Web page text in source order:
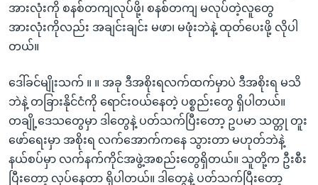
အားလုံးကို စနစ်တကျလုပ်ဖို့၊ စနစ်တကျ မလုပ်တဲ့လူတွေ
အားလုံးကိုလည်း အချင်းချင်း မဖာ၊ မဖုံးဘဲနဲ့ ထုတ်ပေးဖို့ လိုပါ
တယ်။
ဒေါ်ခင်မျိုးသက် ။ ။ အခု ဒီအစိုးရလက်ထက်မှာပဲ ဒီအစိုးရ မသိ
ဘဲနဲ့ တခြားနိုင်ငံကို ရောင်းဝယ်နေတဲ့ ပစ္စည်းတွေ ရှိပါတယ်။
တချို့ဒေသတွေမှာ ဒါတွေနဲ့ ပတ်သက်ပြီးတော့ ဥပမာ သတ္တု တူး
ဖော်ရေးမှာ အစိုးရ လက်အောက်ကနေ သွားတာ မဟုတ်ဘဲနဲ့
နယ်စပ်မှာ လက်နက်ကိုင်အဖွဲ့အစည်းတွေရှိတယ်။ သူတို့က ဦးစီး
ပြီးတော့ လုပ်နေတာ ရှိပါတယ်။ ဒါတွေနဲ့ ပတ်သက်ပြီးတော့